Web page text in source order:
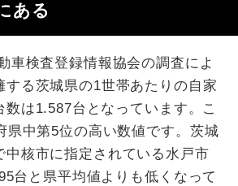
ある
車検査登録情報協会の調査によ
する茨城県の1世帯あたりの自家
数は1.587台となっています。こ
県中第5位の高い数値です。茨城
中核市に指定されている水戸市
台と県平均値よりも低くなって